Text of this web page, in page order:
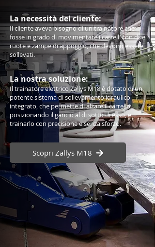
La necessità del cliente:
Il cliente aveva bisogno di un trainatore che
fosse in grado di movimentare i carrelli con due
ruote e zampe di appoggio, che devono essere
sollevati.
La nostra soluzione:
Il trainatore elettrico Zallys M18 è dotato di un
potente sistema di sollevamento idraulico
integrato, che permette di alzare il carrello
posizionando il gancio al di sotto di esso, e
trainarlo con precisione e senza sforzo.
Scopri Zallys M18